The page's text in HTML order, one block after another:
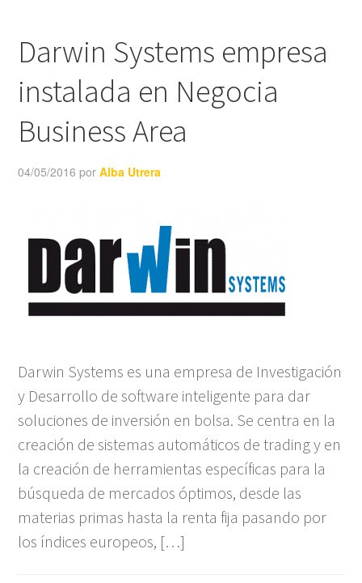
Darwin Systems empresa
instalada en Negocia
Business Area
04/05/2016 porAlba Utrera
Darwin Systems es una empresa de Investigación
y Desarrollo de software inteligente para dar
soluciones de inversión en bolsa. Se centra en la
creación de sistemas automáticos de trading y en
la creación de herramientas específicas para la
búsqueda de mercados óptimos, desde las
materias primas hasta la renta fija pasando por
los índices europeos, […]